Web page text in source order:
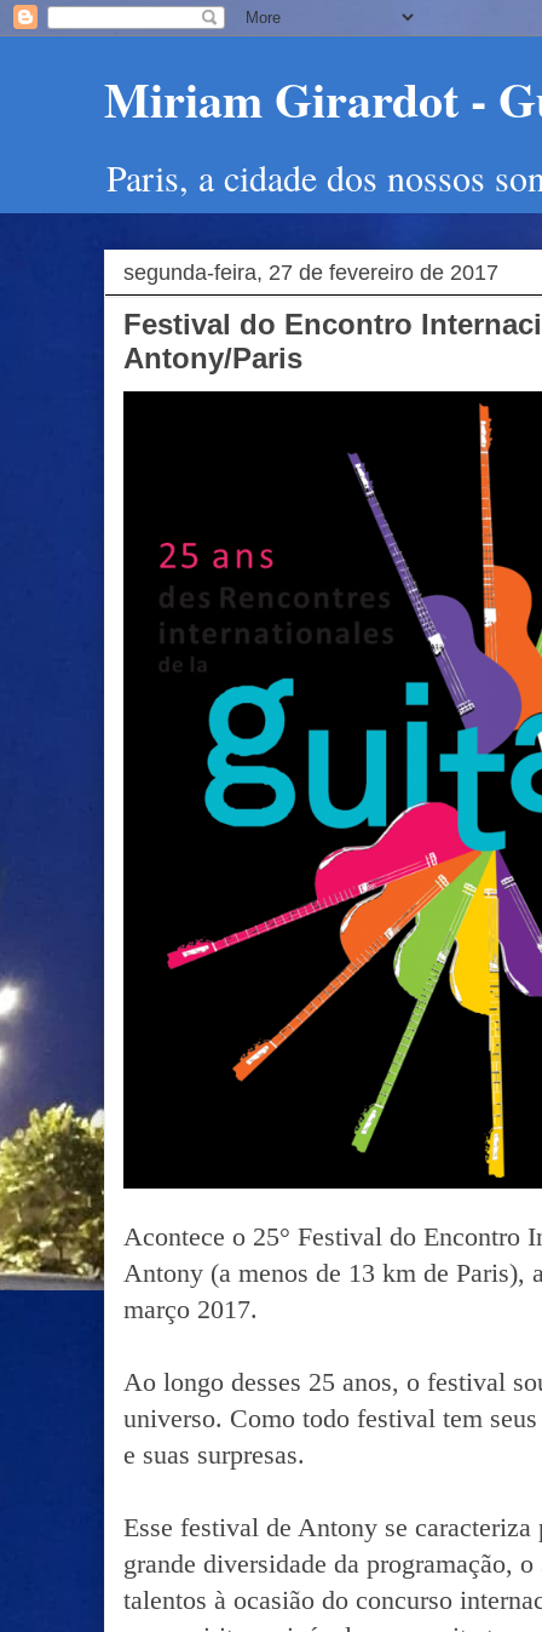
Miriam Girardot -
Paris, a cidade dos nossos
segunda-feira, 27 de fevereiro de 2017
Festival do Encontro
Antony/Paris
Acontece o 25° Festival do Encontro
Antony (a menos de 13 km de Paris),
março 2017.
Ao longo desses 25 anos, o festival
universo. Como todo festival tem
e suas surpresas.
Esse festival de Antony se
grande diversidade da programação,
talentos à ocasião do concurso